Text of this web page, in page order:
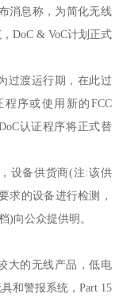
消息称，为简化无线
DoC & VoC计划正式
过渡运行期，在此过
程序或使用新的FCC
认证程序将正式替
，设备供货商(注:该供
求的设备进行检测，
)向公众提供明。
大的无线产品，低电
和警报系统，Part 15